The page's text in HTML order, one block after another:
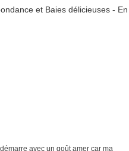
avec un goût amer car ma